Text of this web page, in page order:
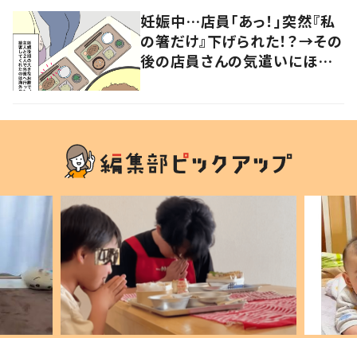
妊娠中…店員「あっ！」突然『私
の箸だけ』下げられた！？→その
後の店員さんの気遣いにほっこ